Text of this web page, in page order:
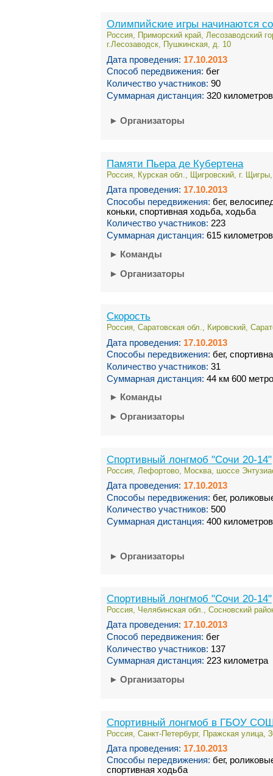
Олимпийские игры начинаются
Россия, Приморский край, Лесозаводский
г.Лесозаводск, Пушкинская, д. 10
Дата проведения: 17.10.2013
Способ передвижения: бег
Количество участников: 90
Суммарная дистанция: 320 километров
► Организаторы
Памяти Пьера де Кубертена
Россия, Курская обл., Щигровский, г.
Дата проведения: 17.10.2013
Способы передвижения: бег,
коньки, спортивная ходьба, ходьба
Количество участников: 223
Суммарная дистанция: 615 километров
► Команды
► Организаторы
Скорость
Россия, Саратовская обл., Кировский,
Дата проведения: 17.10.2013
Способы передвижения: бег,
Количество участников: 31
Суммарная дистанция: 44 км 600
► Команды
► Организаторы
Спортивный лонгмоб "Сочи 20-14"
Россия, Лефортово, Москва, шоссе
Дата проведения: 17.10.2013
Способы передвижения: бег,
Количество участников: 500
Суммарная дистанция: 400 километров
► Организаторы
Спортивный лонгмоб "Сочи 20-14"
Россия, Челябинская обл., Сосновский
Дата проведения: 17.10.2013
Способ передвижения: бег
Количество участников: 137
Суммарная дистанция: 223 километра
► Организаторы
Спортивный лонгмоб в ГБОУ
Россия, Санкт-Петербург, Пражская улица,
Дата проведения: 17.10.2013
Способы передвижения: бег,
спортивная ходьба